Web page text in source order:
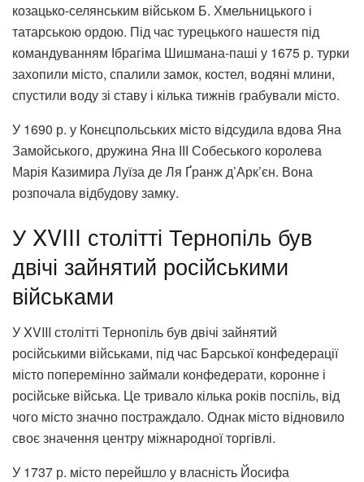
козацько-селянським військом Б. Хмельницького і
татарською ордою. Під час турецького нашестя під
командуванням Ібрагіма Шишмана-паші у 1675 р. турки
захопили місто, спалили замок, костел, водяні млини,
спустили воду зі ставу і кілька тижнів грабували місто.
У 1690 р. у Конєцпольських місто відсудила вдова Яна
Замойського, дружина Яна ІІІ Собеського королева
Марія Казимира Луїза де Ля Ґранж д’Арк’єн. Вона
розпочала відбудову замку.
У XVIII столітті Тернопіль був
двічі зайнятий російськими
військами
У XVIII столітті Тернопіль був двічі зайнятий
російськими військами, під час Барської конфедерації
місто поперемінно займали конфедерати, коронне і
російське війська. Це тривало кілька років поспіль, від
чого місто значно постраждало. Однак місто відновило
своє значення центру міжнародної торгівлі.
У 1737 р. місто перейшло у власність Йосифа